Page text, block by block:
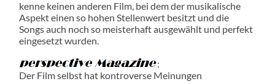
kenne keinen anderen Film, bei dem der musikalische
Aspekt einen so hohen Stellenwert besitzt und die
Songs auch noch so meisterhaft ausgewählt und perfekt
eingesetzt wurden.
:
Der Film selbst hat kontroverse Meinungen